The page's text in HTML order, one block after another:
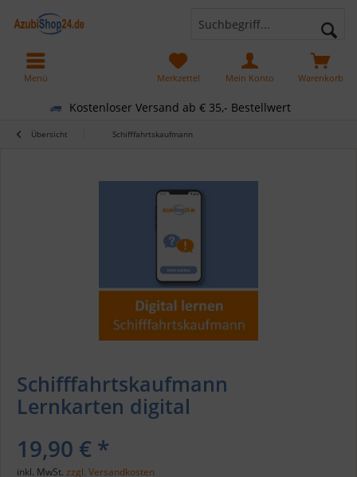
Kostenloser Versand ab € 35,- Bestellwert
Warenkorb
Merkzettel Mein Konto
Menü
Übersicht Schifffahrtskaufmann
Schifffahrtskaufmann
Lernkarten digital
19,90 € *
inkl. MwSt. zzgl. Versandkosten